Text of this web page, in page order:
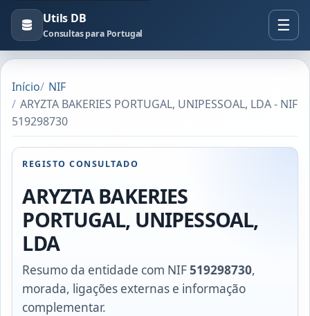
Utils DB
Consultas para Portugal
Início
NIF
ARYZTA BAKERIES PORTUGAL, UNIPESSOAL, LDA - NIF
519298730
REGISTO CONSULTADO
ARYZTA BAKERIES
PORTUGAL, UNIPESSOAL,
LDA
Resumo da entidade com NIF519298730,
morada, ligações externas e informação
complementar.